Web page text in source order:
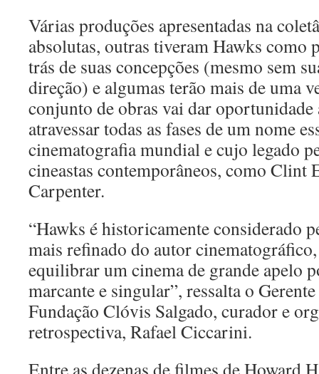
Várias produções apresentadas na
absolutas, outras tiveram Hawks como
trás de suas concepções (mesmo sem
direção) e algumas terão mais de uma
conjunto de obras vai dar oportunidade
atravessar todas as fases de um nome
cinematografia mundial e cujo legado
cineastas contemporâneos, como Clint
Carpenter.
“Hawks é historicamente considerado
mais refinado do autor
equilibrar um cinema de grande apelo
marcante e singular”, ressalta o
Fundação Clóvis Salgado, curador e
retrospectiva, Rafael Ciccarini.
Entre as dezenas de filmes de Howard